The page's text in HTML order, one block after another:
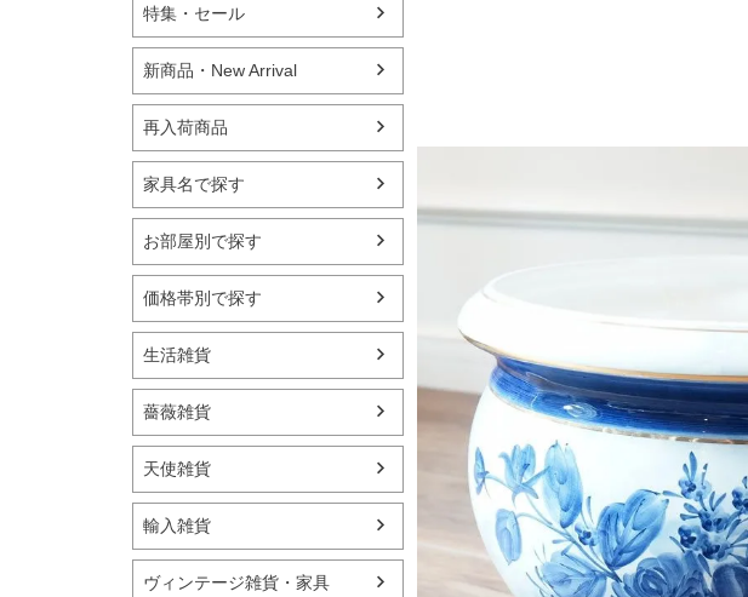
特集・セール
新商品・New Arrival
再入荷商品
家具名で探す
お部屋別で探す
価格帯別で探す
生活雑貨
薔薇雑貨
天使雑貨
輸入雑貨
ヴィンテージ雑貨・家具